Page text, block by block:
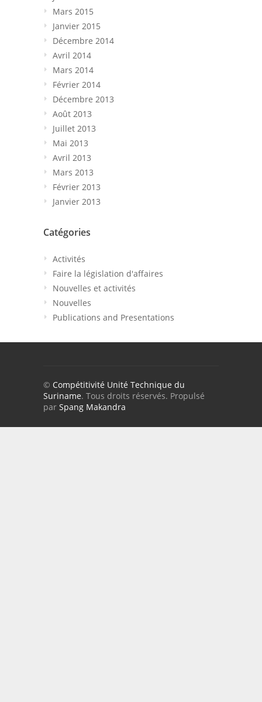
Mars 2015
Janvier 2015
Décembre 2014
Avril 2014
Mars 2014
Février 2014
Décembre 2013
Août 2013
Juillet 2013
Mai 2013
Avril 2013
Mars 2013
Février 2013
Janvier 2013
Catégories
Activités
Faire la législation d'affaires
Nouvelles et activités
Nouvelles
Publications and Presentations
© Compétitivité Unité Technique du
Suriname. Tous droits réservés. Propulsé
par Spang Makandra